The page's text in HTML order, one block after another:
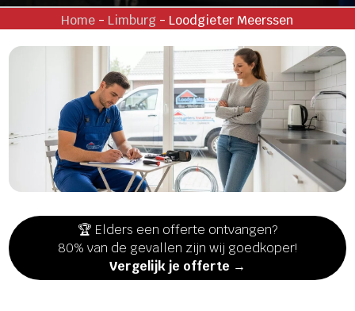
Home - Limburg - Loodgieter Meerssen
🏆 Elders een offerte ontvangen?
80% van de gevallen zijn wij goedkoper!
Vergelijk je offerte →